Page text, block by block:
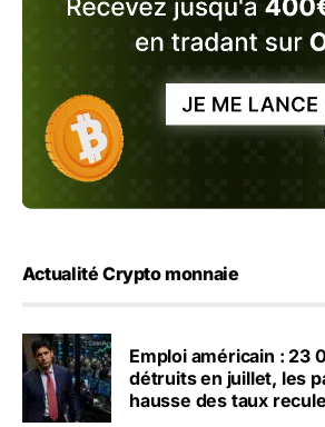
Actualité Crypto monnaie
Emploi américain : 23
détruits en juillet, les
hausse des taux